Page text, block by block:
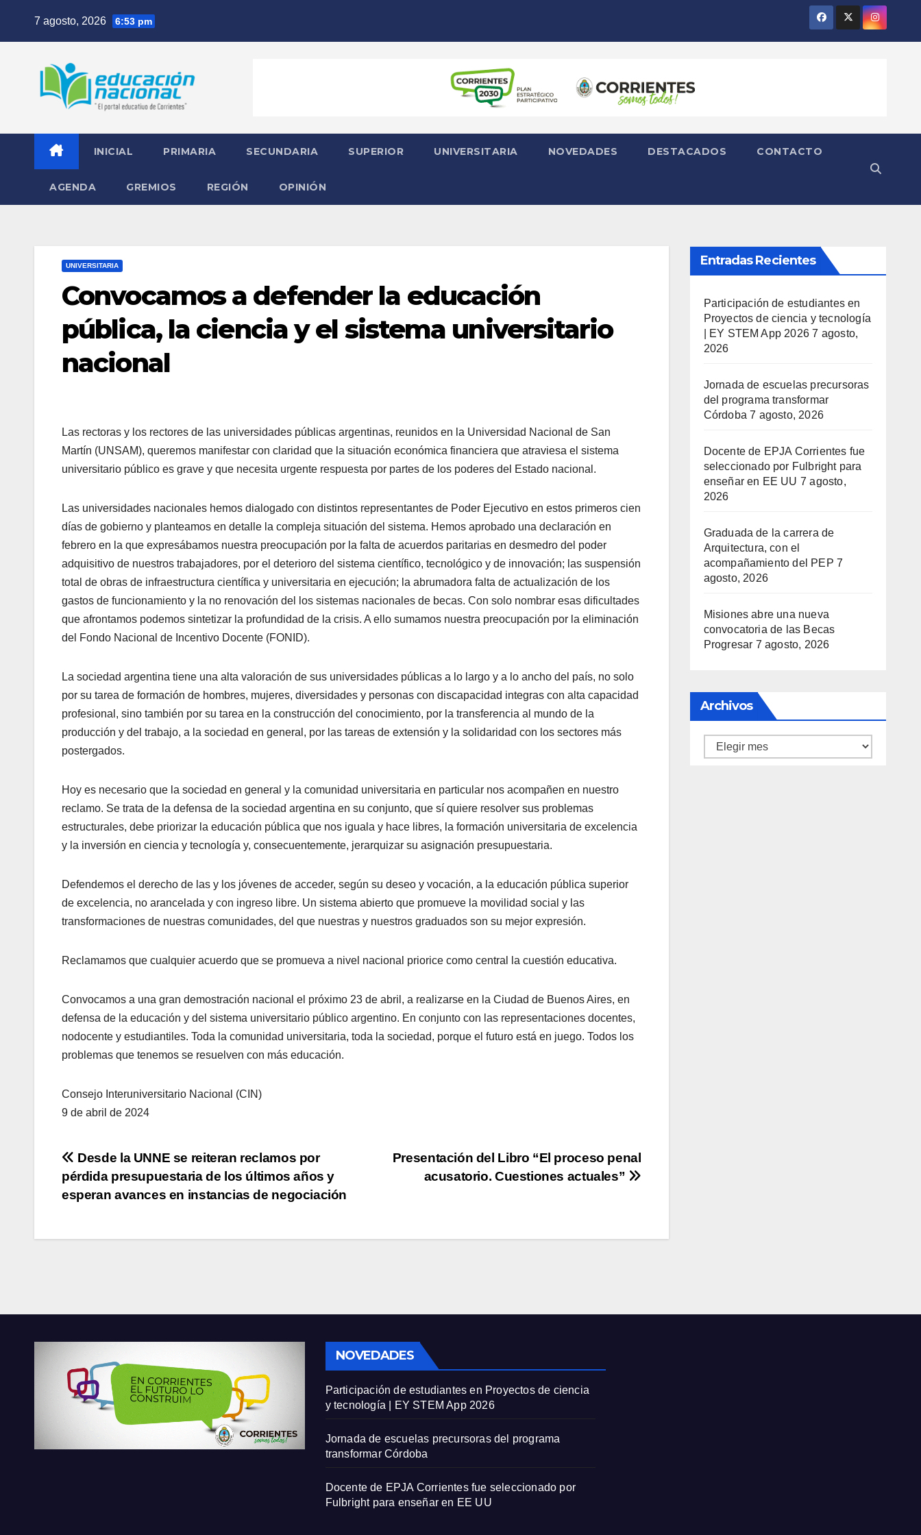
7 agosto, 2026 6:53 pm
INICIAL PRIMARIA SECUNDARIA SUPERIOR UNIVERSITARIA NOVEDADES DESTACADOS CONTACTO
AGENDA GREMIOS REGIÓN OPINIÓN
UNIVERSITARIA
Convocamos a defender la educación
pública, la ciencia y el sistema universitario
nacional
Las rectoras y los rectores de las universidades públicas argentinas, reunidos en la Universidad Nacional de San
Martín (UNSAM), queremos manifestar con claridad que la situación económica financiera que atraviesa el sistema
universitario público es grave y que necesita urgente respuesta por partes de los poderes del Estado nacional.
Las universidades nacionales hemos dialogado con distintos representantes de Poder Ejecutivo en estos primeros cien
días de gobierno y planteamos en detalle la compleja situación del sistema. Hemos aprobado una declaración en
febrero en la que expresábamos nuestra preocupación por la falta de acuerdos paritarias en desmedro del poder
adquisitivo de nuestros trabajadores, por el deterioro del sistema científico, tecnológico y de innovación; las suspensión
total de obras de infraestructura científica y universitaria en ejecución; la abrumadora falta de actualización de los
gastos de funcionamiento y la no renovación del los sistemas nacionales de becas. Con solo nombrar esas dificultades
que afrontamos podemos sintetizar la profundidad de la crisis. A ello sumamos nuestra preocupación por la eliminación
del Fondo Nacional de Incentivo Docente (FONID).
La sociedad argentina tiene una alta valoración de sus universidades públicas a lo largo y a lo ancho del país, no solo
por su tarea de formación de hombres, mujeres, diversidades y personas con discapacidad integras con alta capacidad
profesional, sino también por su tarea en la construcción del conocimiento, por la transferencia al mundo de la
producción y del trabajo, a la sociedad en general, por las tareas de extensión y la solidaridad con los sectores más
postergados.
Hoy es necesario que la sociedad en general y la comunidad universitaria en particular nos acompañen en nuestro
reclamo. Se trata de la defensa de la sociedad argentina en su conjunto, que sí quiere resolver sus problemas
estructurales, debe priorizar la educación pública que nos iguala y hace libres, la formación universitaria de excelencia
y la inversión en ciencia y tecnología y, consecuentemente, jerarquizar su asignación presupuestaria.
Defendemos el derecho de las y los jóvenes de acceder, según su deseo y vocación, a la educación pública superior
de excelencia, no arancelada y con ingreso libre. Un sistema abierto que promueve la movilidad social y las
transformaciones de nuestras comunidades, del que nuestras y nuestros graduados son su mejor expresión.
Reclamamos que cualquier acuerdo que se promueva a nivel nacional priorice como central la cuestión educativa.
Convocamos a una gran demostración nacional el próximo 23 de abril, a realizarse en la Ciudad de Buenos Aires, en
defensa de la educación y del sistema universitario público argentino. En conjunto con las representaciones docentes,
nodocente y estudiantiles. Toda la comunidad universitaria, toda la sociedad, porque el futuro está en juego. Todos los
problemas que tenemos se resuelven con más educación.
Consejo Interuniversitario Nacional (CIN)
9 de abril de 2024
Navegación
de
Presentación del Libro “El proceso penal
acusatorio. Cuestiones actuales”
Desde la UNNE se reiteran reclamos por
pérdida presupuestaria de los últimos años y
esperan avances en instancias de negociación
Entradas Recientes
Participación de estudiantes en
Proyectos de ciencia y tecnología
| EY STEM App 2026 7 agosto,
2026
Jornada de escuelas precursoras
del programa transformar
Córdoba 7 agosto, 2026
Docente de EPJA Corrientes fue
seleccionado por Fulbright para
enseñar en EE UU 7 agosto,
2026
Graduada de la carrera de
Arquitectura, con el
acompañamiento del PEP 7
agosto, 2026
Misiones abre una nueva
convocatoria de las Becas
Progresar 7 agosto, 2026
Archivos
Archivos
NOVEDADES
Participación de estudiantes en Proyectos de ciencia
y tecnología | EY STEM App 2026
Jornada de escuelas precursoras del programa
transformar Córdoba
Docente de EPJA Corrientes fue seleccionado por
Fulbright para enseñar en EE UU